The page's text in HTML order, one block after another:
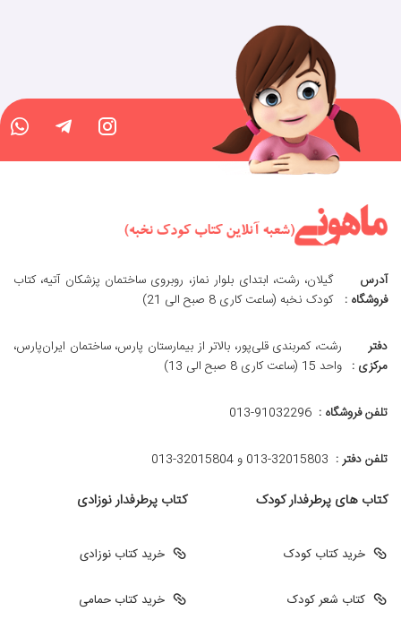
آدرس
فروشگاه :
گیلان، رشت، ابتدای بلوار نماز، روبروی ساختمان پزشکان آتیه، کتاب
کودک نخبه (ساعت کاری 8 صبح الی 21)
دفتر
مرکزی :
رشت، کمربندی قلی‌پور، بالاتر از بیمارستان پارس، ساختمان ایران‌پارس،
واحد 15 (ساعت کاری 8 صبح الی 13)
تلفن فروشگاه : 013-91032296
تلفن دفتر : 013-32015803 و 32015804-013
کتاب های پرطرفدار کودک
خرید کتاب کودک
کتاب شعر کودک
کتاب پرطرفدار نوزادی
خرید کتاب نوزادی
خرید کتاب حمامی